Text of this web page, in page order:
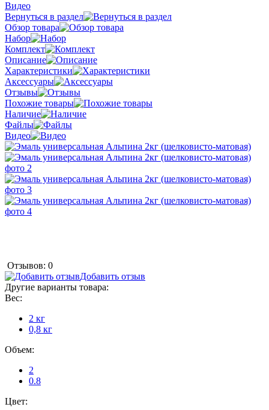
Видео
Вернуться в раздел
Обзор товара
Набор
Комплект
Описание
Характеристики
Аксессуары
Отзывы
Похожие товары
Наличие
Файлы
Видео
Отзывов: 0
Добавить отзыв
Другие варианты товара:
Вес:
2 кг
0,8 кг
Объем:
2
0.8
Цвет: